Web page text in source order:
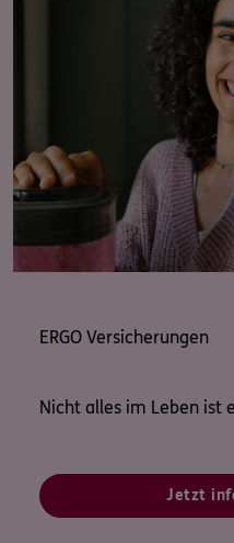
ERGO Versicherungen
Nicht alles im Leben ist
Jetzt